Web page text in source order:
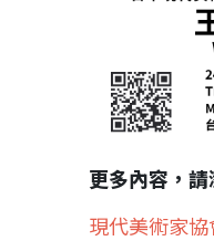
更多內容，請
現代美術家